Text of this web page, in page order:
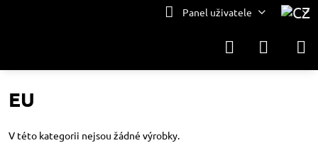
Panel uživatele
EU
V této kategorii nejsou žádné výrobky.